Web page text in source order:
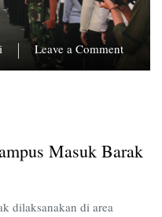
Leave a Commenton
Masuk Barak
dilaksanakan di area